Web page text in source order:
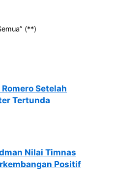
(**)
Setelah
Tertunda
Nilai Timnas
Positif